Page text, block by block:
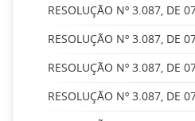
RESOLUÇÃO Nº 3.087, DE
RESOLUÇÃO Nº 3.087, DE
RESOLUÇÃO Nº 3.087, DE
RESOLUÇÃO Nº 3.087, DE